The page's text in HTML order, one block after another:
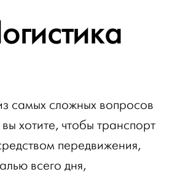
самых сложных вопросов
хотите, чтобы транспорт
передвижения,
всего дня,